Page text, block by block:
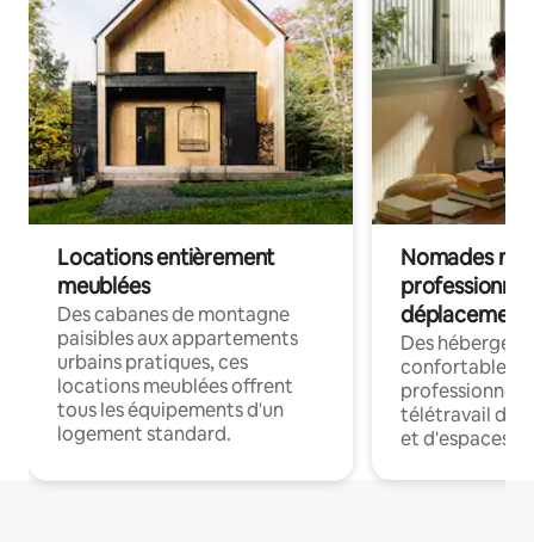
Locations entièrement
meublées
Des cabanes de montagne
paisibles aux appartements
urbains pratiques, ces
locations meublées offrent
tous les équipements d'un
logement standard.
Nomades
déplacement
Des
confortables
professionnels
télétravail
et d'espaces